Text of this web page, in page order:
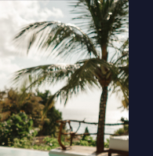
עונת
מזל
שור
–
איך
ליצור